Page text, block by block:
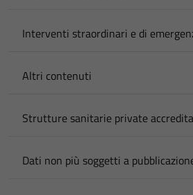
Interventi straordinari e di
Altri contenuti
Strutture sanitarie private
Dati non più soggetti a